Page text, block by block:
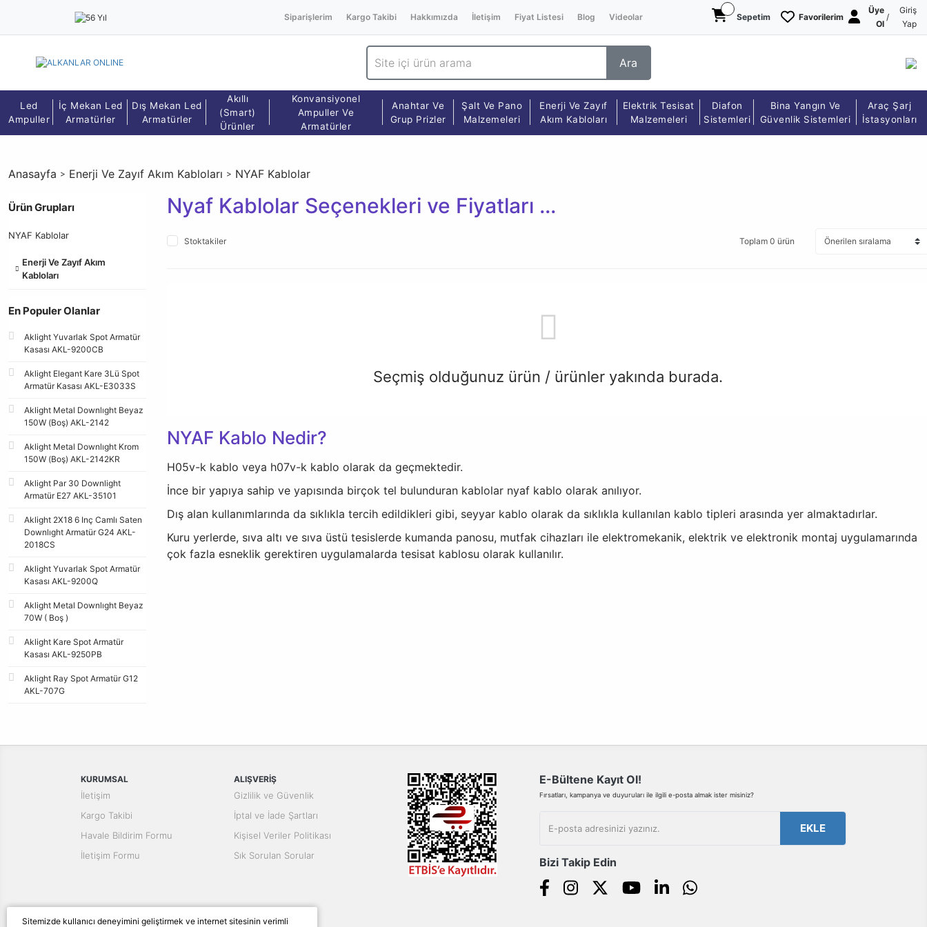
Sitemizde kullanıcı deneyimini geliştirmek ve internet sitesinin verimli
Siparişlerim Kargo Takibi Hakkımızda İletişim Fiyat Listesi Blog Videolar Sepetim Favorilerim
Üye
Ol
/
Giriş
Yap
Ara
Led
Ampuller
İç Mekan Led
Armatürler
Dış Mekan Led
Armatürler
Akıllı
(Smart)
Ürünler
Konvansiyonel
Ampuller Ve
Armatürler
Anahtar Ve
Grup Prizler
Şalt Ve Pano
Malzemeleri
Enerji Ve Zayıf
Akım Kabloları
Elektrik Tesisat
Malzemeleri
Diafon
Sistemleri
Bina Yangın Ve
Güvenlik Sistemleri
Araç Şarj
İstasyonları
Anasayfa Enerji Ve Zayıf Akım Kabloları NYAF Kablolar
Ürün Grupları
NYAF Kablolar
Enerji Ve Zayıf Akım
Kabloları
En Populer Olanlar
Aklight Yuvarlak Spot Armatür
Kasası AKL-9200CB
Aklight Elegant Kare 3Lü Spot
Armatür Kasası AKL-E3033S
Aklight Metal Downlıght Beyaz
150W (Boş) AKL-2142
Aklight Metal Downlıght Krom
150W (Boş) AKL-2142KR
Aklight Par 30 Downlight
Armatür E27 AKL-35101
Aklight 2X18 6 Inç Camlı Saten
Downlıght Armatür G24 AKL-
2018CS
Aklight Yuvarlak Spot Armatür
Kasası AKL-9200Q
Aklight Metal Downlıght Beyaz
70W ( Boş )
Aklight Kare Spot Armatür
Kasası AKL-9250PB
Aklight Ray Spot Armatür G12
AKL-707G
Nyaf Kablolar Seçenekleri ve Fiyatları ...
Stoktakiler Toplam 0 ürün
Seçmiş olduğunuz ürün / ürünler yakında burada.
NYAF Kablo Nedir?
H05v-k kablo veya h07v-k kablo olarak da geçmektedir.
İnce bir yapıya sahip ve yapısında birçok tel bulunduran kablolar nyaf kablo olarak anılıyor.
Dış alan kullanımlarında da sıklıkla tercih edildikleri gibi, seyyar kablo olarak da sıklıkla kullanılan kablo tipleri arasında yer almaktadırlar.
Kuru yerlerde, sıva altı ve sıva üstü tesislerde kumanda panosu, mutfak cihazları ile elektromekanik, elektrik ve elektronik montaj uygulamarında
çok fazla esneklik gerektiren uygulamalarda tesisat kablosu olarak kullanılır.
KURUMSAL
İletişim
Kargo Takibi
Havale Bildirim Formu
İletişim Formu
ALIŞVERİŞ
Gizlilik ve Güvenlik
İptal ve İade Şartları
Kişisel Veriler Politikası
Sık Sorulan Sorular
E-Bültene Kayıt Ol!
Fırsatları, kampanya ve duyuruları ile ilgili e-posta almak ister misiniz?
EKLE
Bizi Takip Edin